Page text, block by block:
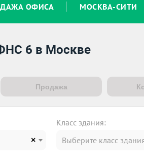
ОФИСА МОСКВА-СИТИ
6 в Москве
Продажа
×
Класс здания:
Выберите класс